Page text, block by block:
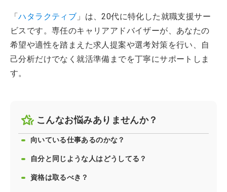
「ハタラクティブ 」は、20代に特化した就職支援サー
ビスです。専任のキャリアアドバイザーが、あなたの
希望や適性を踏まえた求人提案や選考対策を行い、自
己分析だけでなく就活準備までを丁寧にサポートしま
す。
こんなお悩みありませんか？
向いている仕事あるのかな？
自分と同じような人はどうしてる？
資格は取るべき？